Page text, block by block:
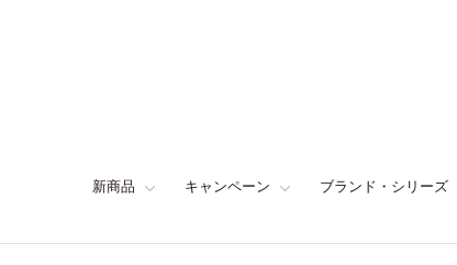
新商品 キャンペーン ブランド・シリーズ